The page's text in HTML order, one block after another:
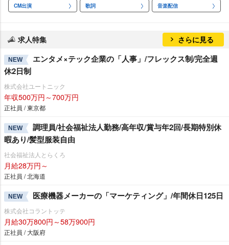
CM出演 歌詞 音楽配信
求人特集 さらに見る
NEW
エンタメ×テック企業の「人事」/フレックス制/完全週
休2日制
株式会社ユートニック
年収500万円～700万円
正社員 / 東京都
NEW
調理員/社会福祉法人勤務/高年収/賞与年2回/長期特別休
暇あり/髪型服装自由
社会福祉法人とらくろ
月給28万円～
正社員 / 北海道
NEW 医療機器メーカーの「マーケティング」/年間休日125日
株式会社コラントッテ
月給30万800円～58万900円
正社員 / 大阪府